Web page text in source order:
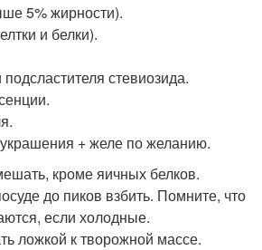
5% жирности).
и белки).
стевиозида.
+ желе по желанию.
кроме яичных белков.
до пиков взбить. Помните, что
если холодные.
ложкой к творожной массе.